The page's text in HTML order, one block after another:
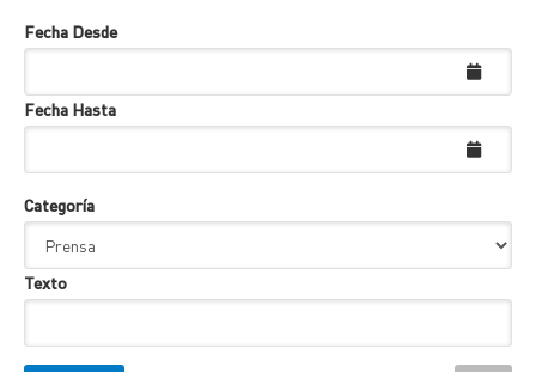
Fecha Desde
Fecha Hasta
Categoría
Texto